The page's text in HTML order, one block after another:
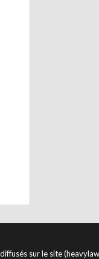
sur le site